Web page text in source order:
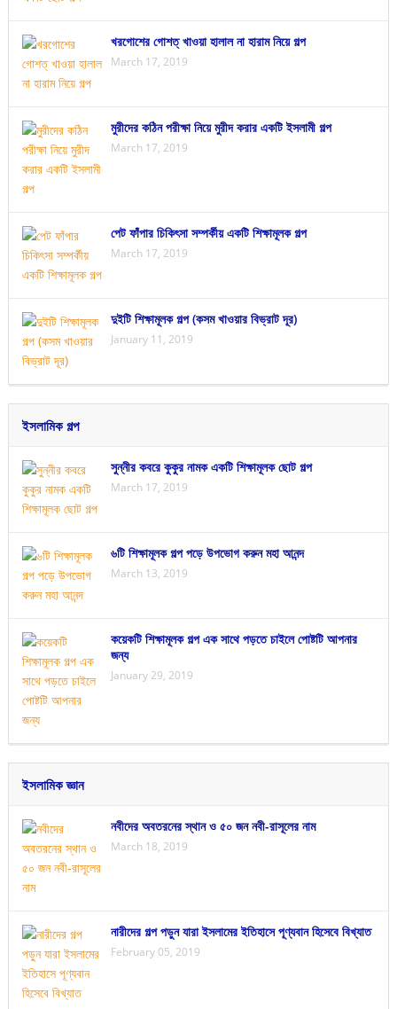
খরগোশের গোশত্ খাওয়া হালাল না হারাম নিয়ে গল্প
March 17, 2019
মুরীদের কঠিন পরীক্ষা নিয়ে মুরীদ করার একটি ইসলামী গল্প
March 17, 2019
পেট ফাঁপার চিকিৎসা সম্পর্কীয় একটি শিক্ষামূলক গল্প
March 17, 2019
দুইটি শিক্ষামূলক গল্প (কসম খাওয়ার বিভ্রাট দূর)
January 11, 2019
ইসলামিক গল্প
সুন্নীর কবরে কুকুর নামক একটি শিক্ষামূলক ছোট গল্প
March 17, 2019
৬টি শিক্ষামূলক গল্প পড়ে উপভোগ করুন মহা আনন্দ
March 13, 2019
কয়েকটি শিক্ষামূলক গল্প এক সাথে পড়তে চাইলে পোষ্টটি আপনার
জন্য
January 29, 2019
ইসলামিক জ্ঞান
নবীদের অবতরনের স্থান ও ৫০ জন নবী-রাসূলের নাম
March 18, 2019
নারীদের গল্প পড়ুন যারা ইসলামের ইতিহাসে পূণ্যবান হিসেবে বিখ্যাত
February 05, 2019